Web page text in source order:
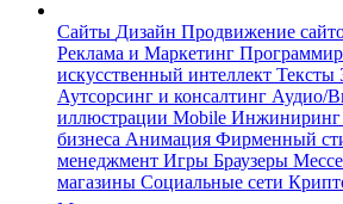
Сайты Дизайн Продвижение
Реклама и Маркетинг
искусственный интеллект Тексты
Аутсорсинг и консалтинг Аудио/
иллюстрации Mobile Инжиниринг
бизнеса Анимация Фирменный
менеджмент Игры Браузеры
магазины Социальные сети